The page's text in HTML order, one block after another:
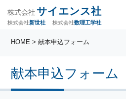
株式会社 サイエンス社
株式会社新世社 株式会社数理工学社
献本申込フォーム
HOME > 献本申込フォーム